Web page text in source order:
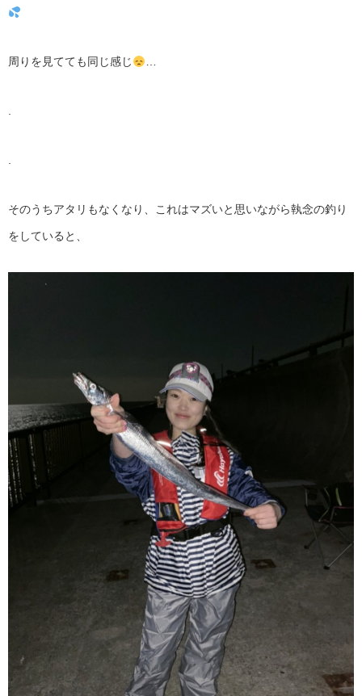
周りを見てても同じ感じ …
.
.
そのうちアタリもなくなり、これはマズいと思いながら執念の釣り
をしていると、